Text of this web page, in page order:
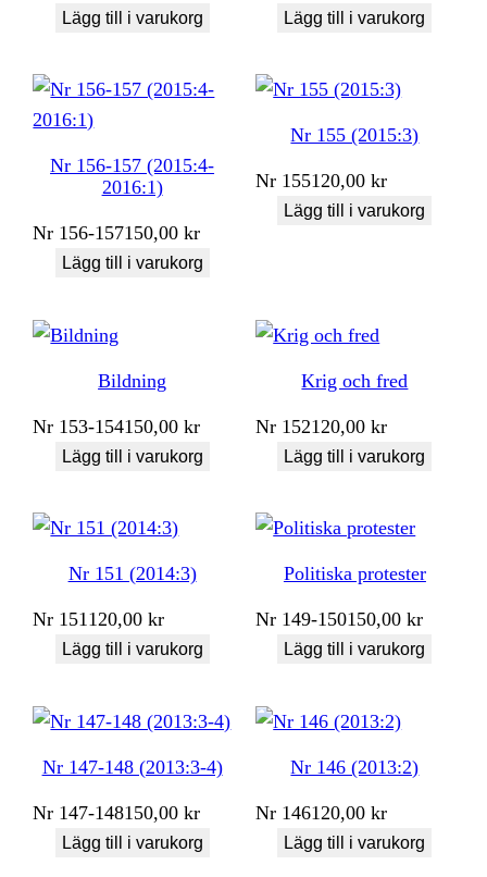
Lägg till i varukorg Lägg till i varukorg
Nr 156-157 (2015:4-
2016:1)
Nr 156-157150,00kr
Lägg till i varukorg
Nr 155 (2015:3)
Nr 155120,00kr
Lägg till i varukorg
Bildning
Nr 153-154150,00kr
Lägg till i varukorg
Krig och fred
Nr 152120,00kr
Lägg till i varukorg
Nr 151 (2014:3)
Nr 151120,00kr
Lägg till i varukorg
Politiska protester
Nr 149-150150,00kr
Lägg till i varukorg
Nr 147-148 (2013:3-4)
Nr 147-148150,00kr
Lägg till i varukorg
Nr 146 (2013:2)
Nr 146120,00kr
Lägg till i varukorg